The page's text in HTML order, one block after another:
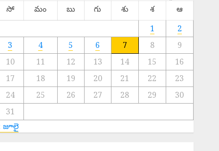
సో మం బు గు శు శ
ఆ
1
2
3
4 5 6 7 8
9
10
11 12 13 14 15
16
17
18 19 20 21 22
23
24
25 26 27 28 29
30
31
జూలై